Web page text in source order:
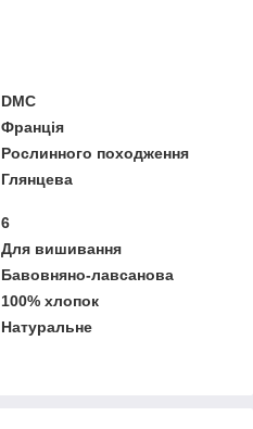
DMC
Франція
Рослинного походження
Глянцева
6
Для вишивання
Бавовняно-лавсанова
100% хлопок
Натуральне